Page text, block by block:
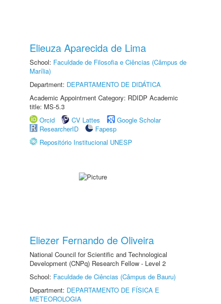
Elieuza Aparecida de Lima
School: Faculdade de Filosofia e Ciências (Câmpus de
Marília)
Department: DEPARTAMENTO DE DIDÁTICA
Academic Appointment Category: RDIDP Academic
title: MS-5.3
Orcid
CV Lattes
Google Scholar
ResearcherID
Fapesp
Repositório Institucional UNESP
Eliezer Fernando de Oliveira
National Council for Scientific and Technological
Development (CNPq) Research Fellow - Level 2
School: Faculdade de Ciências (Câmpus de Bauru)
Department: DEPARTAMENTO DE FÍSICA E
METEOROLOGIA